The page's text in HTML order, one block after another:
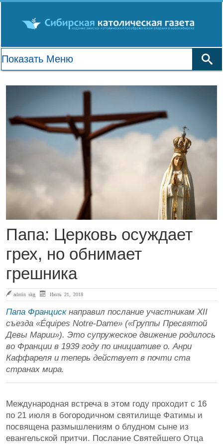
Папа: Церковь осуждает
грех, но обнимает
грешника
admin skg Июль 21, 2018
Папа Францискнаправил послание участникам XII
съезда «Équipes Notre-Dame» («Группы Пресвятой
Девы Марии»). Это супружеское движение родилось
во Франции в 1939 году по инициативе о. Анри
Каффареля и теперь действует в почти ста
странах мира.
Международная встреча в этом году проходит с 16
по 21 июля в богородичном святилище Фатимы и
посвящена размышлениям о блудном сыне из
евангельской притчи. Послание Святейшего Отца